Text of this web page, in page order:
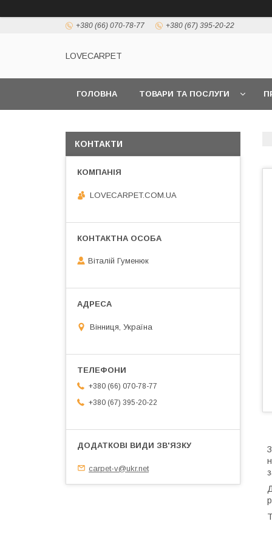
+380 (66) 070-78-77 +380 (67) 395-20-22
LOVECARPET
ГОЛОВНА ТОВАРИ ТА ПОСЛУГИ
КОНТАКТИ
LOVECARPET.COM.UA
Віталій Гуменюк
Вінниця, Україна
+380 (66) 070-78-77
+380 (67) 395-20-22
carpet-v@ukr.net